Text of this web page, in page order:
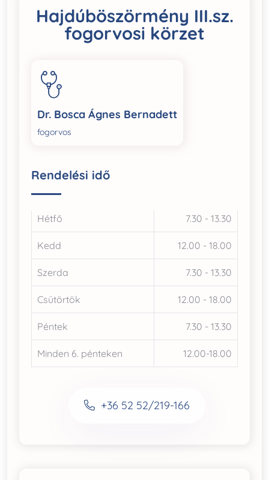
Hajdúböszörmény III.sz.
fogorvosi körzet
Dr. Bosca Ágnes Bernadett
fogorvos
Rendelési idő
Hétfő 7.30 - 13.30
Kedd 12.00 - 18.00
Szerda 7.30 - 13.30
Csütörtök 12.00 - 18.00
Péntek 7.30 - 13.30
Minden 6. pénteken 12.00-18.00
+36 52 52/219-166